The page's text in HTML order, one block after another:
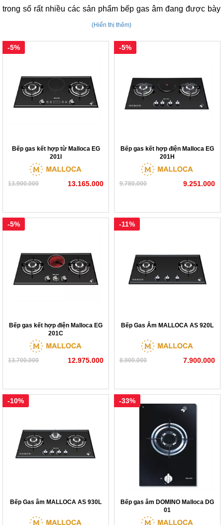
trong số rất nhiều các sản phẩm bếp gas âm đang được bày
bếp gas âm Mallocađang nhận được nhiều phản hồi
dõi bài viết dưới đây của chúng tôi để cập nhật thêm một số
(Hiển thị thêm)
Bếp gas kết hợp từ Malloca EG
201I
13.900.000
-5%
13.165.000
Bếp gas kết hợp điện Malloca EG
201H
9.780.000
-5%
9.251.000
Bếp gas kết hợp điện Malloca EG
201C
13.700.000
-5%
12.975.000
Bếp Gas Âm MALLOCA AS 920L
8.900.000
-11%
7.900.000
Bếp Gas âm MALLOCA AS 930L
-10%
Bếp gas âm DOMINO Malloca DG
01
-33%